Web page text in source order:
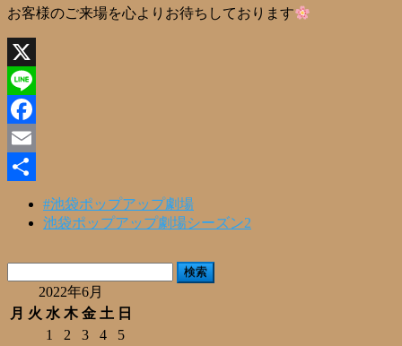
お客様のご来場を心よりお待ちしております
X
Line
Facebook
Email
#池袋ポップアップ劇場
池袋ポップアップ劇場シーズン2
2022年6月
月 火 水 木 金 土 日
1
2 3 4
5